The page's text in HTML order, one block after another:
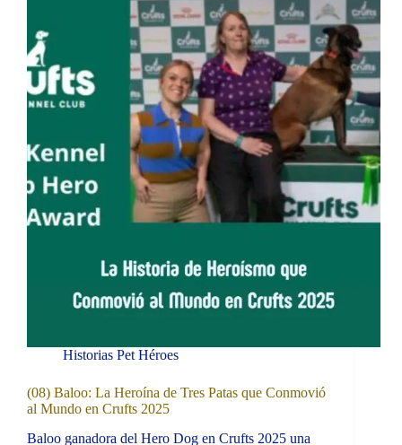
Historias Pet Héroes
(08) Baloo: La Heroína de Tres Patas que Conmovió
al Mundo en Crufts 2025
Baloo ganadora del Hero Dog en Crufts 2025 una